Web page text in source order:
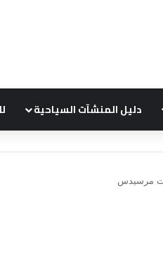
دليل المنشآت السياحية
مرسيدس